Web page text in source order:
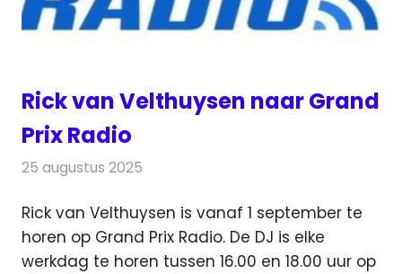
Rick van Velthuysen naar Grand
Prix Radio
25 augustus 2025
Rick van Velthuysen is vanaf 1 september te
horen op Grand Prix Radio. De DJ is elke
werkdag te horen tussen 16.00 en 18.00 uur op